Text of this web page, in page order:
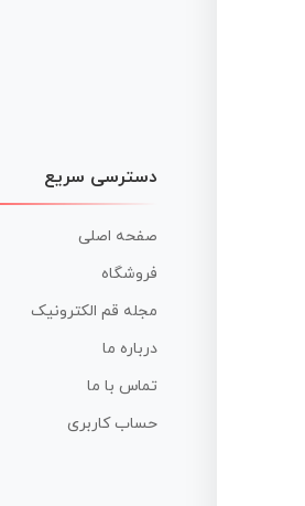
دسترسی سریع
صفحه اصلی
فروشگاه
مجله قم الکترونیک
درباره ما
تماس با ما
حساب کاربری